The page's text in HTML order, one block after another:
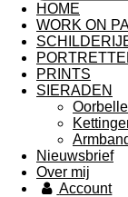
HOME
WORK ON
PRINTS
SIERADEN
Nieuwsbrief
Over mij
Account